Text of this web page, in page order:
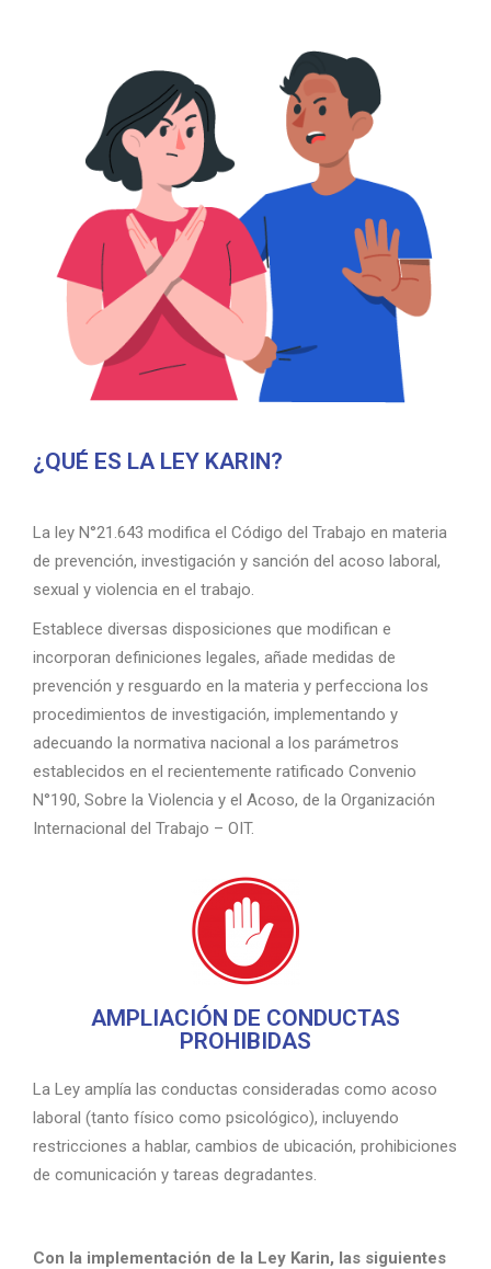
¿QUÉ ES LA LEY KARIN?
La ley N°21.643 modifica el Código del Trabajo en materia
de prevención, investigación y sanción del acoso laboral,
sexual y violencia en el trabajo.
Establece diversas disposiciones que modifican e
incorporan definiciones legales, añade medidas de
prevención y resguardo en la materia y perfecciona los
procedimientos de investigación, implementando y
adecuando la normativa nacional a los parámetros
establecidos en el recientemente ratificado Convenio
N°190, Sobre la Violencia y el Acoso, de la Organización
Internacional del Trabajo – OIT.
AMPLIACIÓN DE CONDUCTAS
PROHIBIDAS
La Ley amplía las conductas consideradas como acoso
laboral (tanto físico como psicológico), incluyendo
restricciones a hablar, cambios de ubicación, prohibiciones
de comunicación y tareas degradantes.
Con la implementación de la Ley Karin, las siguientes